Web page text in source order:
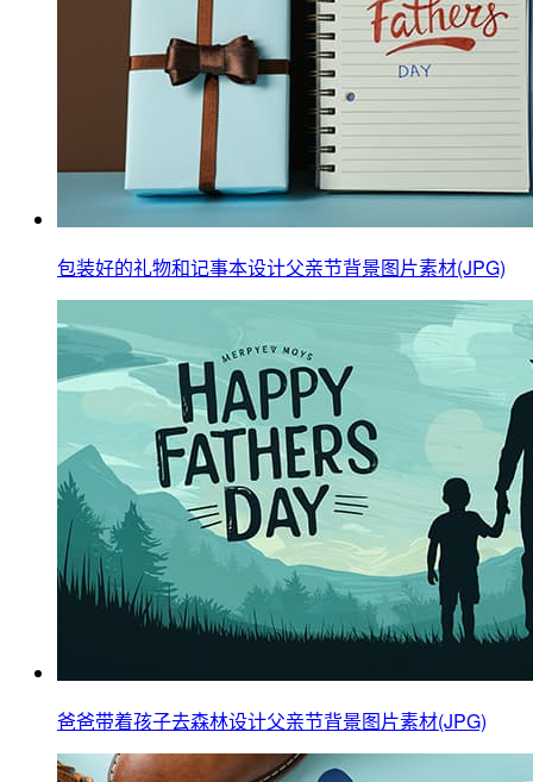
包装好的礼物和记事本设计父亲节背景图片素材(JPG)
爸爸带着孩子去森林设计父亲节背景图片素材(JPG)